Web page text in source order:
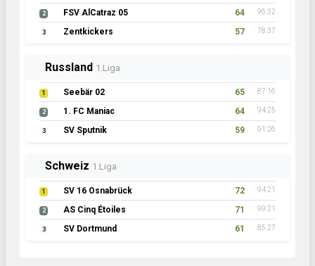
2 FSV AlCatraz 05 64 96:32
3 Zentkickers 57 78:37
Russland 1.Liga
1 Seebär 02 65 87:16
2 1. FC Maniac 64 94:25
3 SV Sputnik 59 91:26
Schweiz 1.Liga
1 SV 16 Osnabrück 72 94:21
2 AS Cinq Étoiles 71 99:21
3 SV Dortmund 61 85:27